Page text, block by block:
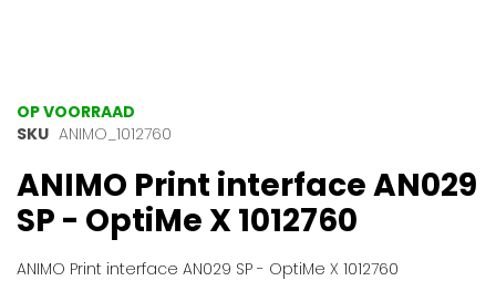
Ga
naar
begin
van
de
afbeeldingen-
gallerij
OP VOORRAAD
SKU ANIMO_1012760
ANIMO Print interface AN029
SP - OptiMe X 1012760
ANIMO Print interface AN029 SP - OptiMe X 1012760